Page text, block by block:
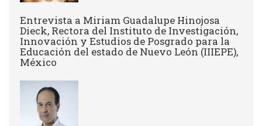
Entrevista a Miriam Guadalupe Hinojosa
Dieck, Rectora del Instituto de Investigación,
Innovación y Estudios de Posgrado para la
Educación del estado de Nuevo León (IIIEPE),
México